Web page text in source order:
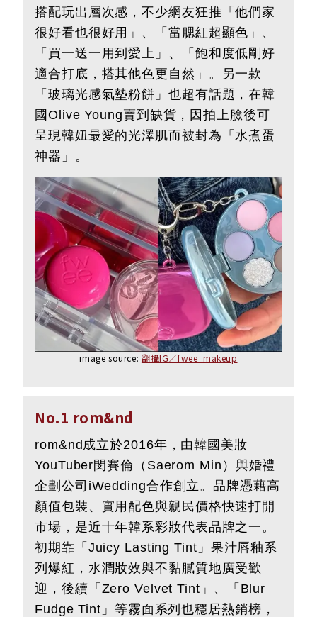
搭配玩出層次感，不少網友狂推「他們家
很好看也很好用」、「當腮紅超顯色」、
「買一送一用到愛上」、「飽和度低剛好
適合打底，搭其他色更自然」。另一款
「玻璃光感氣墊粉餅」也超有話題，在韓
國Olive Young賣到缺貨，因拍上臉後可
呈現韓妞最愛的光澤肌而被封為「水煮蛋
神器」。
image source: 翻攝IG／fwee_makeup
No.1 rom&nd
rom&nd成立於2016年，由韓國美妝
YouTuber閔賽倫（Saerom Min）與婚禮
企劃公司iWedding合作創立。品牌憑藉高
顏值包裝、實用配色與親民價格快速打開
市場，是近十年韓系彩妝代表品牌之一。
初期靠「Juicy Lasting Tint」果汁唇釉系
列爆紅，水潤妝效與不黏膩質地廣受歡
迎，後續「Zero Velvet Tint」、「Blur
Fudge Tint」等霧面系列也穩居熱銷榜，